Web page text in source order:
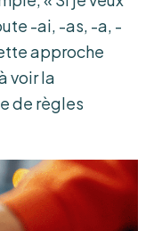
-ai, -as, -a, -
approche
voir la
de règles